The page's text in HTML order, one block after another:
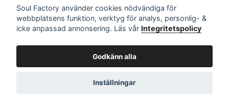
Yogabyxa Devi Forest - Urban
Goddess
866 kr
Yogatröja Karuna OM
Longsleeve Midnight - Urban
Soul Factory använder cookies nödvändiga för
webbplatsens funktion, verktyg för analys, personlig- &
icke anpassad annonsering. Läs vår Integritetspolicy
Godkänn alla
Inställningar